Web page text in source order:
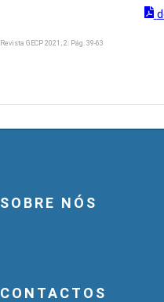
Revista GECP 2021; 2: Pág. 39-63
SOBRE NÓS
CONTACTOS